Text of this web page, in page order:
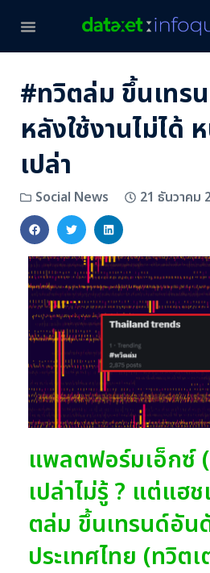
#ทวิตล่ม ขึ้นเทร
หลังใช้งานไม่ได้
เปล่า
Social News 21 ธันวาคม
แพลตฟอร์มเอ็กซ์
เปล่าไม่รู้ ? แต่แฮ
ตล่ม ขึ้นเทรนด์อัน
ประเทศไทย (ทวิต